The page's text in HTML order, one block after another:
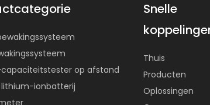
op afstand
ionbatterij
Snelle
Thuis
Producten
Oplossingen